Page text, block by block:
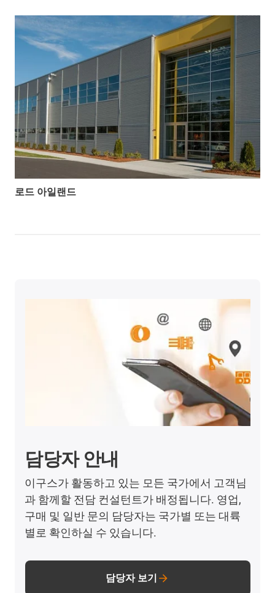
로드 아일랜드
담당자 안내
이구스가 활동하고 있는 모든 국가에서 고객님
과 함께할 전담 컨설턴트가 배정됩니다. 영업,
구매 및 일반 문의 담당자는 국가별 또는 대륙
별로 확인하실 수 있습니다.
담당자 보기